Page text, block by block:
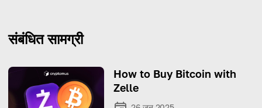
संबंधित सामग्री
How to Buy Bitcoin with
Zelle